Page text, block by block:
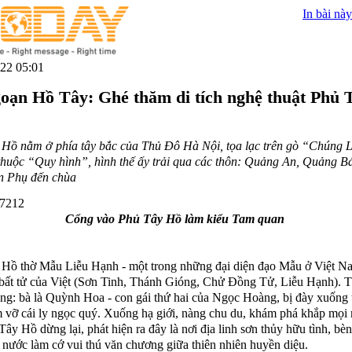
05:01
In bài
Hồ Tây: Ghé thăm di tích nghệ thuật Phủ
nằm ở phía tây bắc của Thủ Đô Hà Nội, tọa lạc trên gò “Chúng
“Quy hình”, hình thế ấy trải qua các thôn: Quảng An, Quảng
Phụ đến chùa
Cổng vào Phủ Tây Hồ làm kiểu Tam quan
thờ Mẫu Liễu Hạnh - một trong những đại diện đạo Mẫu ở Việt
tử của Việt (Sơn Tinh, Thánh Gióng, Chử Đồng Tử, Liễu Hạnh).
bà là Quỳnh Hoa - con gái thứ hai của Ngọc Hoàng, bị đày xuống
vỡ cái ly ngọc quý. Xuống hạ giới, nàng chu du, khám phá khắp mọi
Hồ dừng lại, phát hiện ra đây là nơi địa linh sơn thủy hữu tình,
nước làm cớ vui thú văn chương giữa thiên nhiên huyền diệu.